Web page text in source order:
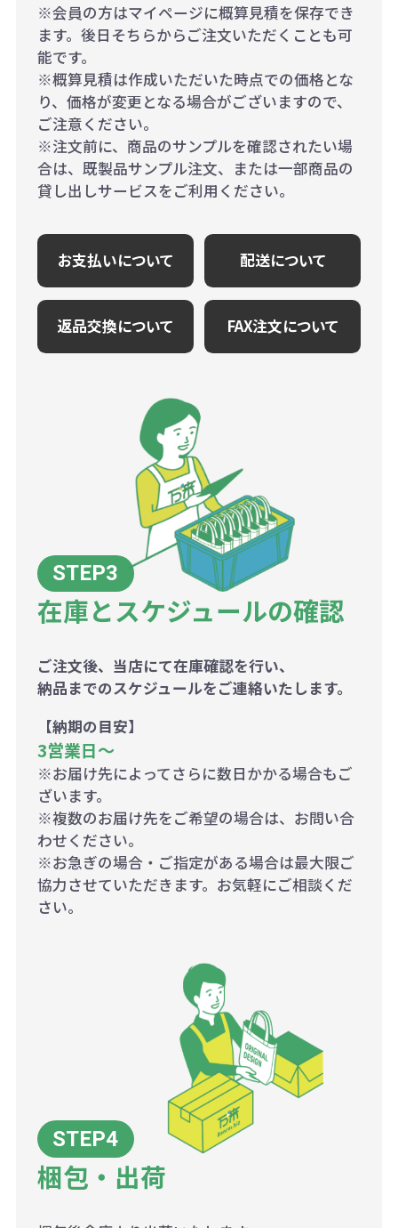
※会員の方はマイページに概算見積を保存でき
ます。後日そちらからご注文いただくことも可
能です。
※概算見積は作成いただいた時点での価格とな
り、価格が変更となる場合がございますので、
ご注意ください。
※注文前に、商品のサンプルを確認されたい場
合は、既製品サンプル注文、または一部商品の
貸し出しサービスをご利用ください。
お支払いについて 配送について
返品交換について FAX注文について
在庫とスケジュールの確認
ご注文後、当店にて在庫確認を行い、
納品までのスケジュールをご連絡いたします。
【納期の目安】
3営業日〜
※お届け先によってさらに数日かかる場合もご
ざいます。
※複数のお届け先をご希望の場合は、お問い合
わせください。
※お急ぎの場合・ご指定がある場合は最大限ご
協力させていただきます。お気軽にご相談くだ
さい。
梱包・出荷